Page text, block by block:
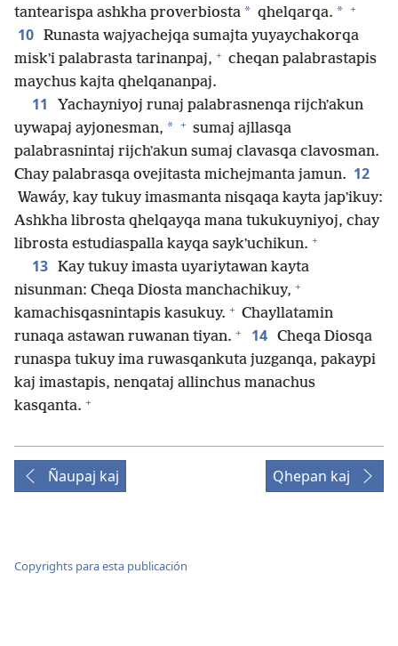
tantearispa ashkha proverbiosta * qhelqarqa. * +
10 Runasta wajyachejqa sumajta yuyaychakorqa
miskʼi palabrasta tarinanpaj, + cheqan palabrastapis
maychus kajta qhelqananpaj.
11
Yachayniyoj runaj palabrasnenqa rijchʼakun
uywapaj ayjonesman, * + sumaj ajllasqa
palabrasnintaj rijchʼakun sumaj clavasqa clavosman.
Chay palabrasqa ovejitasta michejmanta jamun. 12
Wawáy, kay tukuy imasmanta nisqaqa kayta japʼikuy:
Ashkha librosta qhelqayqa mana tukukuyniyoj, chay
librosta estudiaspalla kayqa saykʼuchikun. +
13 Kay tukuy imasta uyariytawan kayta
nisunman: Cheqa Diosta manchachikuy, +
kamachisqasnintapis kasukuy. + Chayllatamin
runaqa astawan ruwanan tiyan. + 14 Cheqa Diosqa
runaspa tukuy ima ruwasqankuta juzganqa, pakaypi
kaj imastapis, nenqataj allinchus manachus
kasqanta. +
Ñaupaj kaj Qhepan kaj
Copyrights para esta publicación